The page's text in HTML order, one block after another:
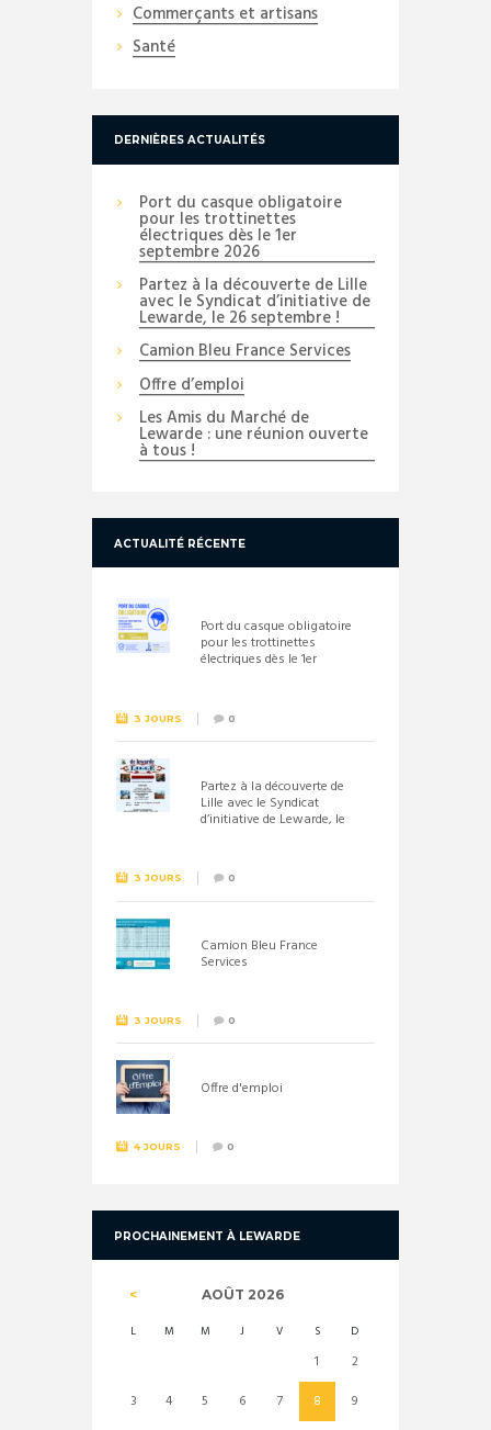
Commerçants et artisans
Santé
DERNIÈRES ACTUALITÉS
Port du casque obligatoire
pour les trottinettes
électriques dès le 1er
septembre 2026
Partez à la découverte de Lille
avec le Syndicat d’initiative de
Lewarde, le 26 septembre !
Camion Bleu France Services
Offre d’emploi
Les Amis du Marché de
Lewarde : une réunion ouverte
à tous !
ACTUALITÉ RÉCENTE
Port du casque obligatoire
pour les trottinettes
électriques dès le 1er
3 JOURS 0
Partez à la découverte de
Lille avec le Syndicat
d’initiative de Lewarde, le
3 JOURS 0
Camion Bleu France
Services
3 JOURS 0
Offre d'emploi
4 JOURS 0
PROCHAINEMENT À LEWARDE
AOÛT 2026
L M M J V S D
1
2
3
4 5 6 7 8 9